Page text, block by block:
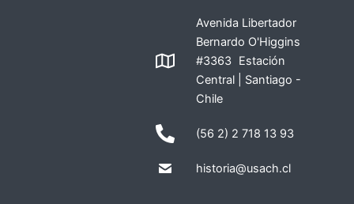
Avenida Libertador
Bernardo O'Higgins
#3363 Estación
Central | Santiago -
Chile
(56 2) 2 718 13 93
historia@usach.cl